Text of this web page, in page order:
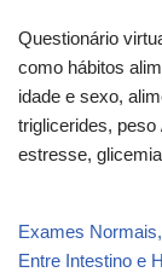
Questionário
como hábitos
idade e sexo,
triglicerides, peso
estresse,
Exames
Entre Intestino e